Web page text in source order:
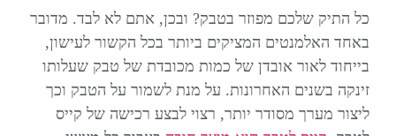
כל התיק שלכם מפוזר בטבק? ובכן, אתם לא לבד. מדובר
באחד האלמנטים המציקים ביותר בכל הקשור לעישון,
בייחוד לאור אובדן של כמות מכובדת של טבק שעלותו
זינקה בשנים האחרונות. על מנת לשמור על הטבק וכך
ליצור מערך מסודר יותר, רצוי לבצע רכישה של קייס